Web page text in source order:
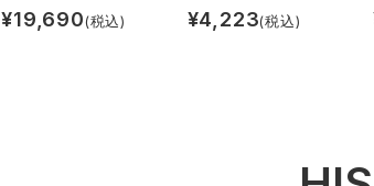
¥19,690(税込) ¥4,223(税込)